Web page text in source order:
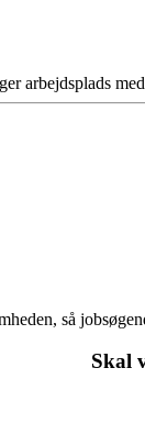
arbejdsplads
så
Skal